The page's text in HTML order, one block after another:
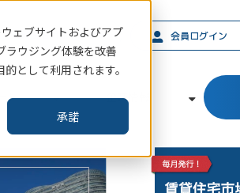
ェブサイトおよびアプ
ラウジング体験を改善
として利用されます。
承諾
賃貸住宅指標はこちら 会員ログイン
ト 企業情報